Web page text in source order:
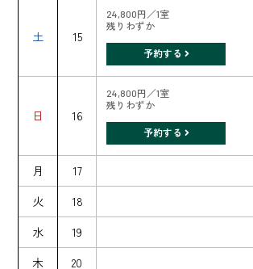
土 15
24,800円／1室
残りわずか
予約する
日 16
24,800円／1室
残りわずか
予約する
月
17
火
18
水
19
木
20